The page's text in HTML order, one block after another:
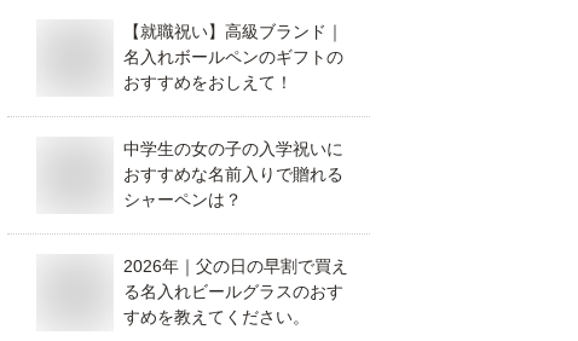
【就職祝い】高級ブランド｜
名入れボールペンのギフトの
おすすめをおしえて！
中学生の女の子の入学祝いに
おすすめな名前入りで贈れる
シャーペンは？
2026年｜父の日の早割で買え
る名入れビールグラスのおす
すめを教えてください。